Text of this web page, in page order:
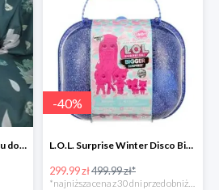
Poszewki dla dzieci w Smyku do -45%
-40%
L.O.L. Surprise Winter Disco Bigger Surprise Zestaw laleczek w walizce -40%
299.99 zł499.99 zł*